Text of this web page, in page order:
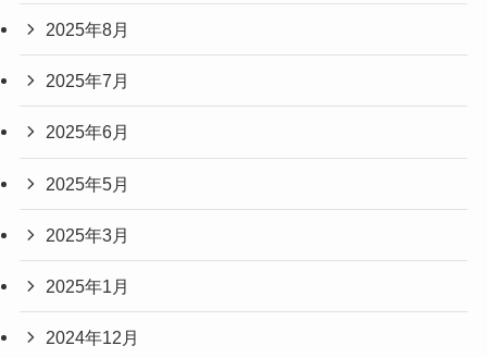
2025年8月
2025年7月
2025年6月
2025年5月
2025年3月
2025年1月
2024年12月